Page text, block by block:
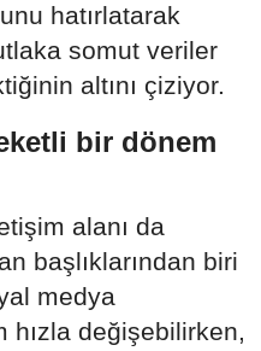
hatırlatarak
somut veriler
altını çiziyor.
bir dönem
alanı da
başlıklarından biri
medya
hızla değişebilirken,